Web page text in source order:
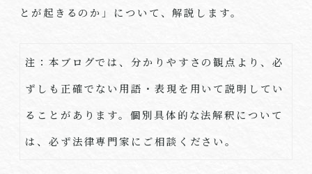
とが起きるのか」について、解説します。
注：本ブログでは、分かりやすさの観点より、必
ずしも正確でない用語・表現を用いて説明してい
ることがあります。個別具体的な法解釈について
は、必ず法律専門家にご相談ください。